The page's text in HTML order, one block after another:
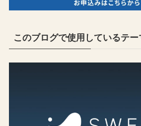
このブログで使用しているテ